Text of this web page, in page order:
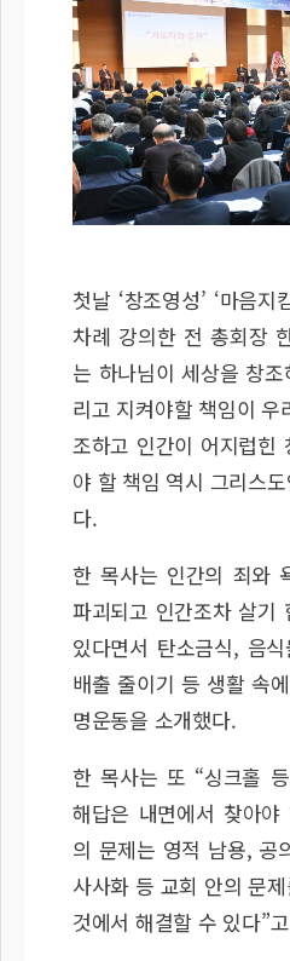
첫날 ‘창조영성’ ‘마음
차례 강의한 전 총회장
는 하나님이 세상을 창
리고 지켜야할 책임이 우
조하고 인간이 어지럽힌
야 할 책임 역시 그리스
다.
한 목사는 인간의 죄와
파괴되고 인간조차 살기
있다면서 탄소금식, 음
배출 줄이기 등 생활 속
명운동을 소개했다.
한 목사는 또 “싱크홀
해답은 내면에서 찾아야
의 문제는 영적 남용, 공
사사화 등 교회 안의 문
것에서 해결할 수 있다”